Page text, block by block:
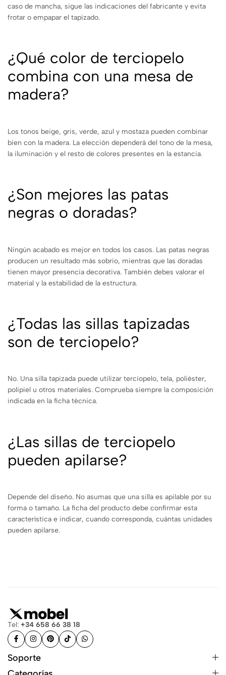
caso de mancha, sigue las indicaciones del fabricante y evita
frotar o empapar el tapizado.
¿Qué color de terciopelo
combina con una mesa de
madera?
Los tonos beige, gris, verde, azul y mostaza pueden combinar
bien con la madera. La elección dependerá del tono de la mesa,
la iluminación y el resto de colores presentes en la estancia.
¿Son mejores las patas
negras o doradas?
Ningún acabado es mejor en todos los casos. Las patas negras
producen un resultado más sobrio, mientras que las doradas
tienen mayor presencia decorativa. También debes valorar el
material y la estabilidad de la estructura.
¿Todas las sillas tapizadas
son de terciopelo?
No. Una silla tapizada puede utilizar terciopelo, tela, poliéster,
polipiel u otros materiales. Comprueba siempre la composición
indicada en la ficha técnica.
¿Las sillas de terciopelo
pueden apilarse?
Depende del diseño. No asumas que una silla es apilable por su
forma o tamaño. La ficha del producto debe confirmar esta
característica e indicar, cuando corresponda, cuántas unidades
pueden apilarse.
Tel: +34 658 66 38 18
Soporte